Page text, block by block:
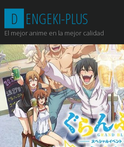
contenido
D ENGEKI-PLUS
El mejor anime en la mejor calidad